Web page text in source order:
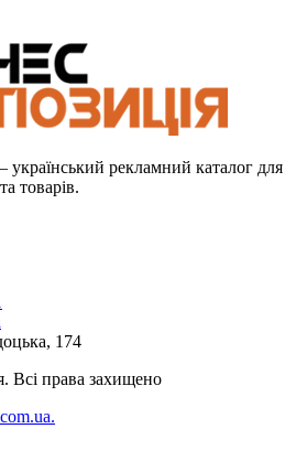
рекламний каталог для
товарів.
174
Всі права захищено
.